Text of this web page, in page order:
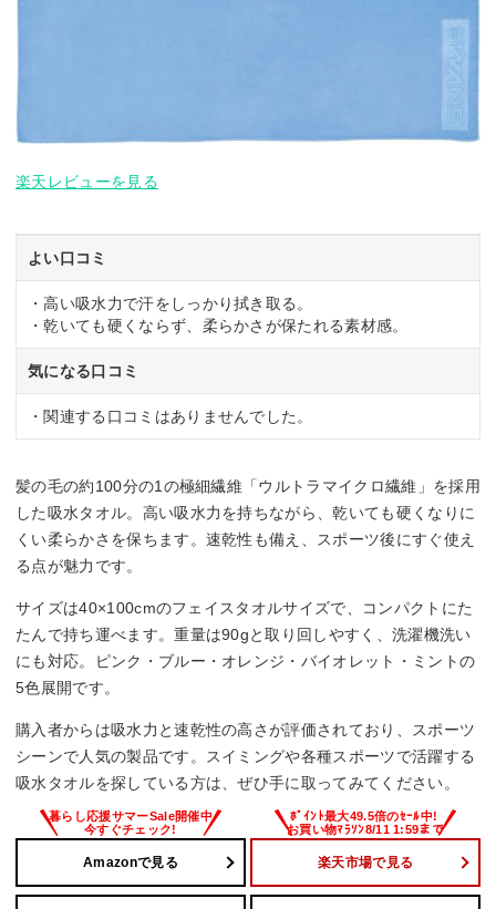
楽天レビューを見る
よい口コミ
・高い吸水力で汗をしっかり拭き取る。
・乾いても硬くならず、柔らかさが保たれる素材感。
気になる口コミ
・関連する口コミはありませんでした。
髪の毛の約100分の1の極細繊維「ウルトラマイクロ繊維」を採用
した吸水タオル。高い吸水力を持ちながら、乾いても硬くなりに
くい柔らかさを保ちます。速乾性も備え、スポーツ後にすぐ使え
る点が魅力です。
サイズは40×100cmのフェイスタオルサイズで、コンパクトにた
たんで持ち運べます。重量は90gと取り回しやすく、洗濯機洗い
にも対応。ピンク・ブルー・オレンジ・バイオレット・ミントの
5色展開です。
購入者からは吸水力と速乾性の高さが評価されており、スポーツ
シーンで人気の製品です。スイミングや各種スポーツで活躍する
吸水タオルを探している方は、ぜひ手に取ってみてください。
Amazonで見る 楽天市場で見る